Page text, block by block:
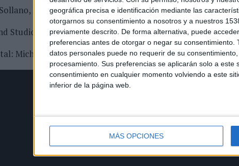
geográfica precisa e identificación mediante las
otorgarnos su consentimiento a nosotros y a nuestros
previamente descrito. De forma alternativa, puede
preferencias antes de otorgar o negar su consentimiento.
datos personales puede no requerir de su
procesamiento. Sus preferencias se aplicarán solo a
consentimiento en cualquier momento volviendo a este
inferior de la página web.
MÁS OPCIONES
Kokotera
Studio, Sudurgorri
Michele Stoico